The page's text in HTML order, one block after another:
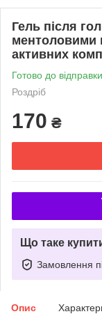
Гель після
ментоловими
активних
Готово до відправки
Роздріб
170 ₴
Що таке
Замовлення
Опис